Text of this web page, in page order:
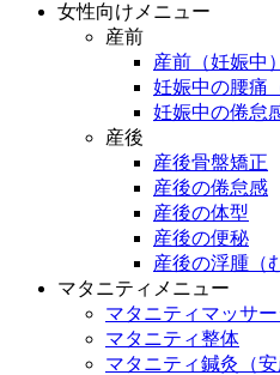
女性向けメニュー
産前
産前（妊娠中
妊娠中の腰痛
妊娠中の倦怠
産後
産後骨盤矯正
産後の倦怠感
産後の体型
産後の便秘
産後の浮腫（
マタニティメニュー
マタニティマッサー
マタニティ整体
マタニティ鍼灸（